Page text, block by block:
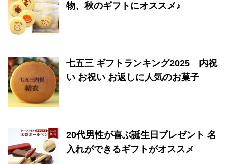
物、秋のギフトにオススメ♪
七五三 ギフトランキング2025 内祝
い お祝い お返しに人気のお菓子
20代男性が喜ぶ誕生日プレゼント 名
入れができるギフトがオススメ